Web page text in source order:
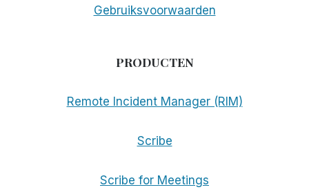
Gebruiksvoorwaarden
PRODUCTEN
Remote Incident Manager (RIM)
Scribe
Scribe for Meetings